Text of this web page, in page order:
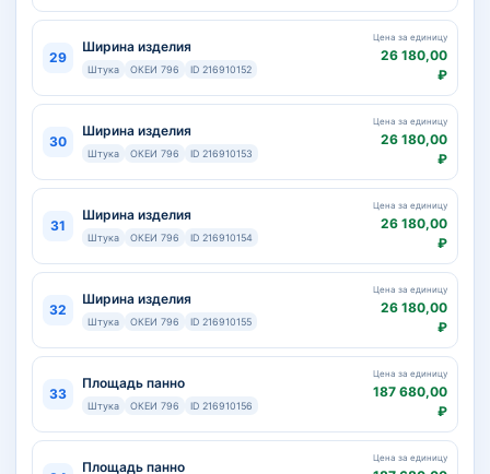
29
Ширина изделия
Штука ОКЕИ 796 ID 216910152
Цена за единицу
26 180,00
₽
30
Ширина изделия
Штука ОКЕИ 796 ID 216910153
Цена за единицу
26 180,00
₽
31
Ширина изделия
Штука ОКЕИ 796 ID 216910154
Цена за единицу
26 180,00
₽
32
Ширина изделия
Штука ОКЕИ 796 ID 216910155
Цена за единицу
26 180,00
₽
33
Площадь панно
Штука ОКЕИ 796 ID 216910156
Цена за единицу
187 680,00
₽
Площадь панно
Цена за единицу